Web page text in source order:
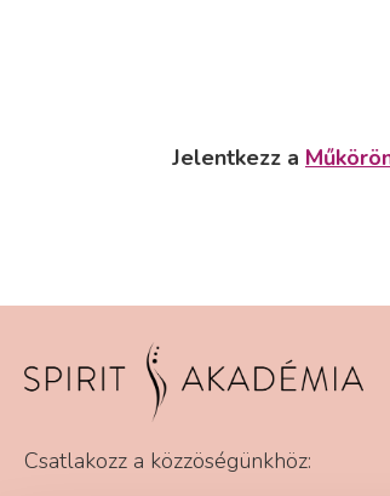
Jelentkezz a
Csatlakozz a közzöségünkhöz: